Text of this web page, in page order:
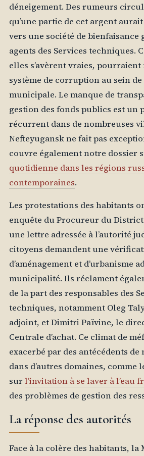
déneigement. Des rumeurs
qu’une partie de cet argent
vers une société de bienfaisance
agents des Services techniques.
elles s’avèrent vraies,
système de corruption au sein
municipale. Le manque de
gestion des fonds publics est un
récurrent dans de nombreuses
Nefteyugansk ne fait pas
couvre également notre dossier
quotidienne dans les régions
contemporaines.
Les protestations des habitants
enquête du Procureur du
une lettre adressée à l’autorité
citoyens demandent une
d’aménagement et d’urbanisme
municipalité. Ils réclament
de la part des responsables des
techniques, notamment Oleg
adjoint, et Dimitri Païvine, le
Centrale d’achat. Ce climat de
exacerbé par des antécédents de
dans d’autres domaines, comme
surl’invitation à se laver à l’eau
des problèmes de gestion des
La réponse des autorités
Face à la colère des habitants, la